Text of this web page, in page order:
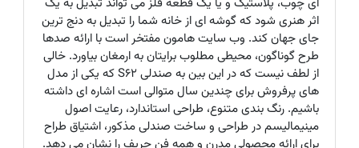
ای چوب، پلاستیک و یا یک قطعه فلز می تواند تبدیل به یک
اثر هنری شود که گوشه ای از خانه شما را تبدیل به دنج ترین
جای جهان کند. وب سایت هامون مفتخر است با ارائه صدها
طرح گوناگون، محیطی مطلوب برایتان به ارمغان بیاورد. خالی
از لطف نیست که در این بین به صندلی S62 که یکی از مدل
های پرفروش برای چندین سال متوالی است اشاره ای داشته
باشیم. رنگ بندی متنوع، طراحی استاندارد، رعایت اصول
مینیمالیسم در طراحی و ساخت صندلی مذکور، اشتیاق طراح